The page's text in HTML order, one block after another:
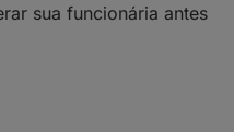
sua funcionária antes